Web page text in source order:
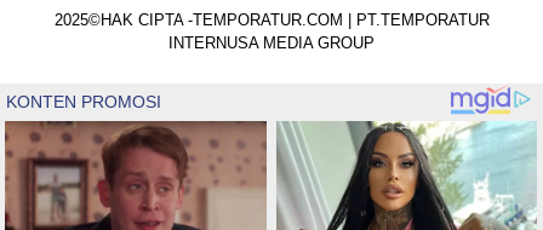
2025©HAK CIPTA -TEMPORATUR.COM | PT.TEMPORATUR
INTERNUSA MEDIA GROUP